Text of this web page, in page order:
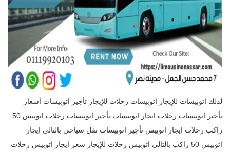
لذلك اتوبيسات للإيجار اتوبيسات رحلات للإيجار تأجير اتوبيسات أسعار
تأجير اتوبيسات رحلات ايجار اتوبيسات تأجير اتوبيسات رحلات اتوبيس 50
راكب رحلات ايجار اتوبيس تأجير اتوبيسات نقل سياحي بالتالي ايجار
اتوبيس 50 راكب بالتالي اتوبيس رحلات للإيجار سعر ايجار اتوبيس رحلات